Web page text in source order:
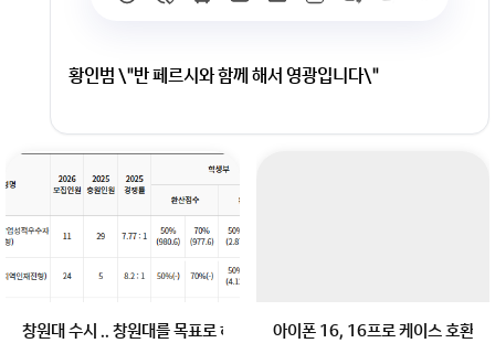
황인범 \"반 페르시와 함께 해서 영광입니다\"
회원가입 혹은 광고 [X]를 누르면 내용이 보입니다
창원대 수시 .. 창원대를 목표로 하고 있는 09년생입니다 지금 제 내신이 5
아이폰 16, 16프로 케이스 호환